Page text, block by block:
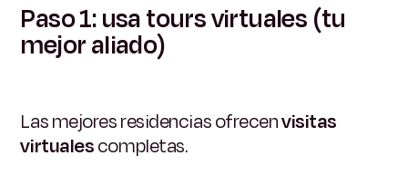
Paso 1: usa tours virtuales (tu
mejor aliado)
Las mejores residencias ofrecenvisitas
virtualescompletas.